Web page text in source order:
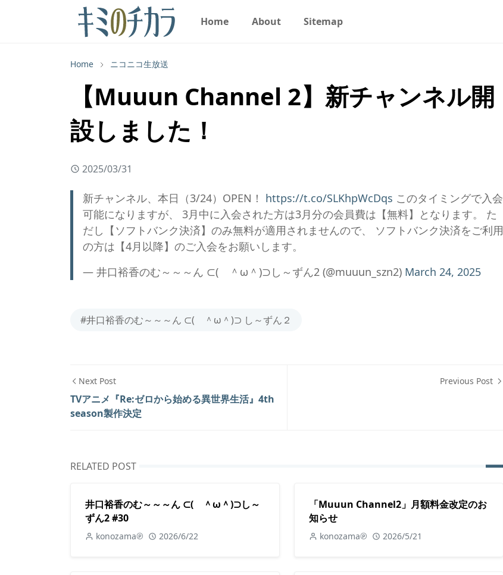
Home About Sitemap
Home ニコニコ生放送
【Muuun Channel 2】新チャンネル開
設しました！
2025/03/31
新チャンネル、本日（3/24）OPEN！ https://t.co/SLKhpWcDqs このタイミングで入会
可能になりますが、 3月中に入会された方は3月分の会員費は【無料】となります。 た
だし【ソフトバンク決済】のみ無料が適用されませんので、 ソフトバンク決済をご利用
の方は【4月以降】のご入会をお願いします。
— 井口裕香のむ～～～ん ⊂( ＾ω＾)⊃し～ずん2 (@muuun_szn2) March 24, 2025
#井口裕香のむ～～～ん ⊂( ＾ω＾)⊃ し～ずん２
Next Post
TVアニメ『Re:ゼロから始める異世界生活』4th
season製作決定
Previous Post
RELATED POST
井口裕香のむ～～～ん ⊂( ＾ω＾)⊃し～
ずん2 #30
konozama℗ 2026/6/22
「Muuun Channel2」月額料金改定のお
知らせ
konozama℗ 2026/5/21